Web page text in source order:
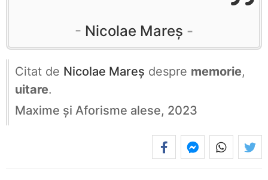
Nicolae Mareș
Citat de Nicolae Mareș despre memorie,
uitare.
Maxime și Aforisme alese, 2023